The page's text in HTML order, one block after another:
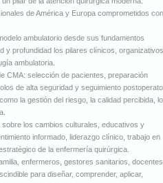
de América y Europa comprometidos
ambulatorio desde sus fundamentos
profundidad los pilares clínicos, organizativos,
ambulatoria.
CMA: selección de pacientes, preparación
de alta seguridad y seguimiento
la gestión del riesgo, la calidad percibida,
los cambios culturales, educativos y
informado, liderazgo clínico, trabajo en
de la enfermería quirúrgica.
enfermeros, gestores sanitarios,
para diseñar, comprender, aplicar,